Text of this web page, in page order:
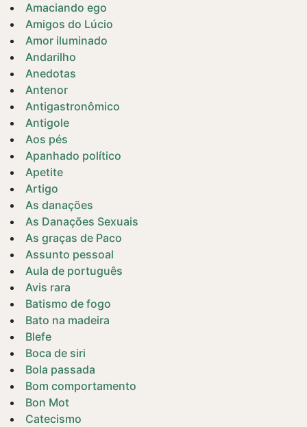
Amaciando ego
Amigos do Lúcio
Amor iluminado
Andarilho
Anedotas
Antenor
Antigastronômico
Antigole
Aos pés
Apanhado político
Apetite
Artigo
As danações
As Danações Sexuais
As graças de Paco
Assunto pessoal
Aula de português
Avis rara
Batismo de fogo
Bato na madeira
Blefe
Boca de siri
Bola passada
Bom comportamento
Bon Mot
Catecismo